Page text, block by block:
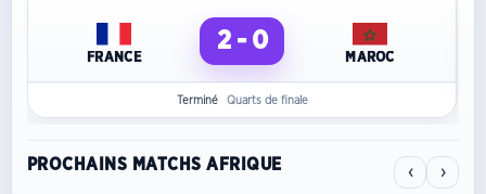
FRANCE
2 - 0
MAROC
Terminé Quarts de finale
PROCHAINS MATCHS AFRIQUE ‹ ›